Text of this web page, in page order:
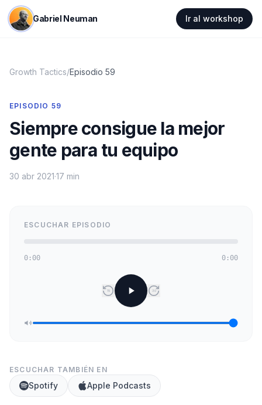
Gabriel Neuman Ir al workshop
Growth Tactics/Episodio 59
EPISODIO 59
Siempre consigue la mejor
gente para tu equipo
30 abr 2021·17 min
ESCUCHAR EPISODIO
0:00 0:00
15 30
ESCUCHAR TAMBIÉN EN
Spotify Apple Podcasts